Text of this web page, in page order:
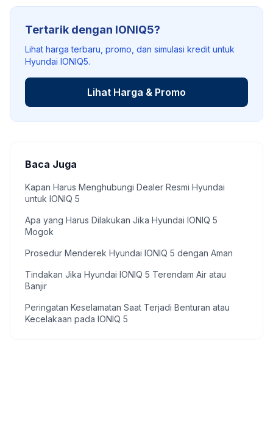
Tertarik dengan IONIQ5?
Lihat harga terbaru, promo, dan simulasi kredit untuk
Hyundai IONIQ5.
Lihat Harga & Promo
Baca Juga
Kapan Harus Menghubungi Dealer Resmi Hyundai
untuk IONIQ 5
Apa yang Harus Dilakukan Jika Hyundai IONIQ 5
Mogok
Prosedur Menderek Hyundai IONIQ 5 dengan Aman
Tindakan Jika Hyundai IONIQ 5 Terendam Air atau
Banjir
Peringatan Keselamatan Saat Terjadi Benturan atau
Kecelakaan pada IONIQ 5